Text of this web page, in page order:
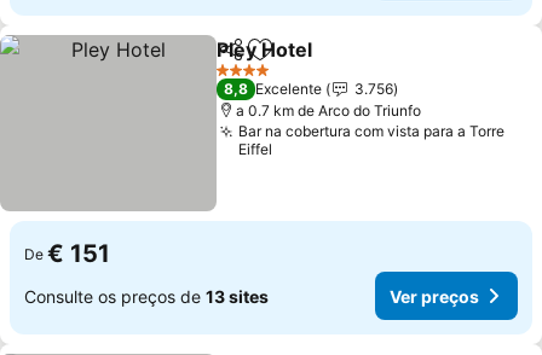
PartilharAdicionar aos favoritos
Pley Hotel
4 Estrelas
8,8 Excelente
3.756
a 0.7 km de Arco do Triunfo
Bar na cobertura com vista para a Torre
Eiffel
De € 151
Consulte os preços de 13 sites Ver preços